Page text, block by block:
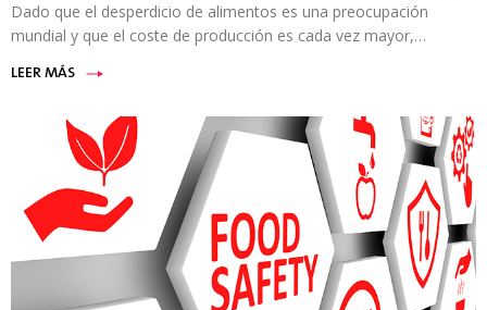
Dado que el desperdicio de alimentos es una preocupación
mundial y que el coste de producción es cada vez mayor,…
LEER MÁS